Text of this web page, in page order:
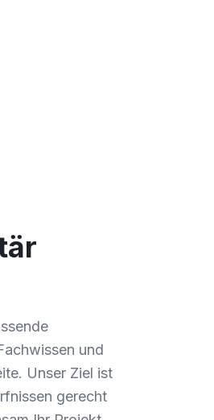
und
Unser Ziel ist
gerecht